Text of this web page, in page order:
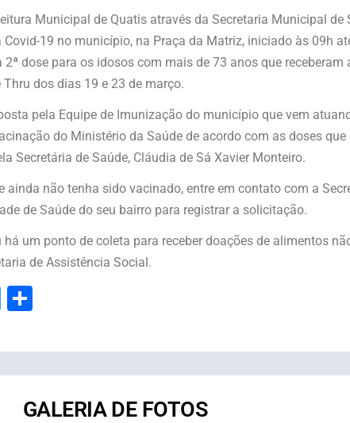
Municipal de Quatis através da Secretaria Municipal de
19 no município, na Praça da Matriz, iniciado às 09h
dose para os idosos com mais de 73 anos que receberam
dos dias 19 e 23 de março.
pela Equipe de Imunização do município que vem
do Ministério da Saúde de acordo com as doses
Secretária de Saúde, Cláudia de Sá Xavier Monteiro.
ainda não tenha sido vacinado, entre em contato com a
de Saúde do seu bairro para registrar a solicitação.
um ponto de coleta para receber doações de alimentos
de Assistência Social.
Telegram
GALERIA DE FOTOS